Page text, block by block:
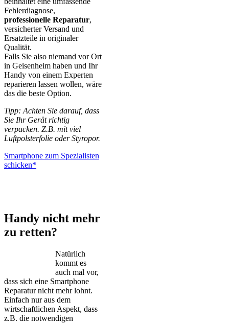
Fehlerdiagnose,
professionelle Reparatur,
versicherter Versand und
Ersatzteile in originaler
Qualität.
Falls Sie also niemand vor Ort
in Geisenheim haben und Ihr
Handy von einem Experten
reparieren lassen wollen, wäre
das die beste Option.
Tipp: Achten Sie darauf, dass
Sie Ihr Gerät richtig
verpacken. Z.B. mit viel
Luftpolsterfolie oder Styropor.
Smartphone zum Spezialisten
schicken*
Handy nicht mehr
zu retten?
Natürlich
kommt es
auch mal vor,
dass sich eine Smartphone
Reparatur nicht mehr lohnt.
Einfach nur aus dem
wirtschaftlichen Aspekt, dass
z.B. die notwendigen